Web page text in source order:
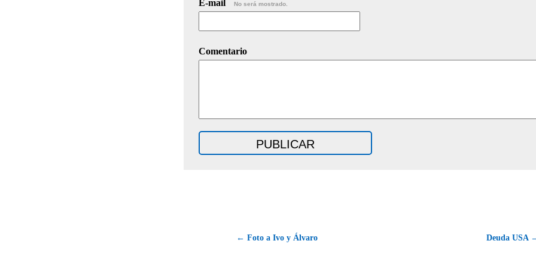
E-mail No será mostrado.
Comentario
← Foto a Ivo y Álvaro Deuda USA